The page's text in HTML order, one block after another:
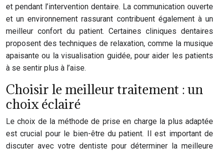
et pendant l’intervention dentaire. La communication ouverte
et un environnement rassurant contribuent également à un
meilleur confort du patient. Certaines cliniques dentaires
proposent des techniques de relaxation, comme la musique
apaisante ou la visualisation guidée, pour aider les patients
à se sentir plus à l’aise.
Choisir le meilleur traitement : un
choix éclairé
Le choix de la méthode de prise en charge la plus adaptée
est crucial pour le bien-être du patient. Il est important de
discuter avec votre dentiste pour déterminer la meilleure